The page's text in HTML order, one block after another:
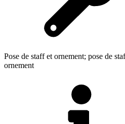
Pose de staff et ornement; pose de
ornement